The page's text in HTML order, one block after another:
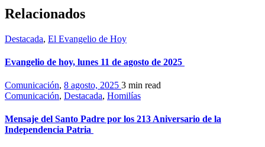
Relacionados
Destacada, El Evangelio de Hoy
Evangelio de hoy, lunes 11 de agosto de 2025
Comunicación, 8 agosto, 2025 3 min read
Comunicación, Destacada, Homilías
Mensaje del Santo Padre por los 213 Aniversario de la
Independencia Patria